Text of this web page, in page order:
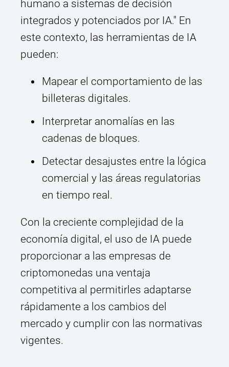
humano a sistemas de decisión
integrados y potenciados por IA." En
este contexto, las herramientas de IA
pueden:
Mapear el comportamiento de las
billeteras digitales.
Interpretar anomalías en las
cadenas de bloques.
Detectar desajustes entre la lógica
comercial y las áreas regulatorias
en tiempo real.
Con la creciente complejidad de la
economía digital, el uso de IA puede
proporcionar a las empresas de
criptomonedas una ventaja
competitiva al permitirles adaptarse
rápidamente a los cambios del
mercado y cumplir con las normativas
vigentes.